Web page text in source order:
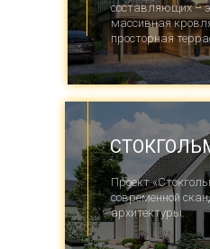
составляющих –
массивная
просторная
Проект
современной
архитектуры.